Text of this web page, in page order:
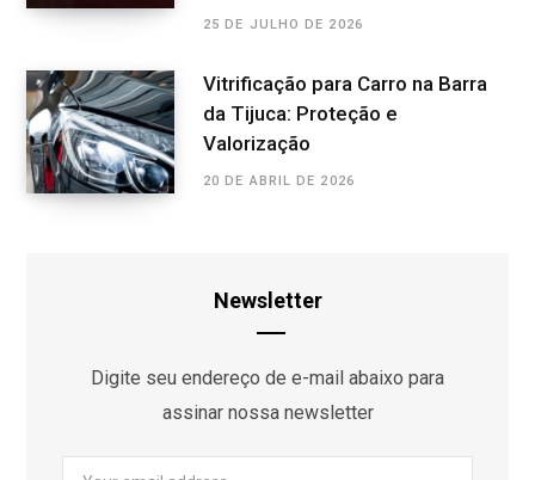
25 DE JULHO DE 2026
Vitrificação para Carro na Barra
da Tijuca: Proteção e
Valorização
20 DE ABRIL DE 2026
Newsletter
Digite seu endereço de e-mail abaixo para
assinar nossa newsletter